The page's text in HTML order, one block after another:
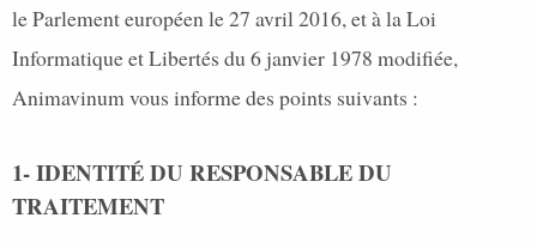
le Parlement européen le 27 avril 2016, et à la Loi
Informatique et Libertés du 6 janvier 1978 modifiée,
Animavinum vous informe des points suivants :
1- IDENTITÉ DU RESPONSABLE DU
TRAITEMENT